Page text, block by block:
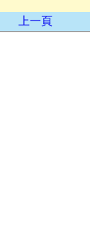
上一頁